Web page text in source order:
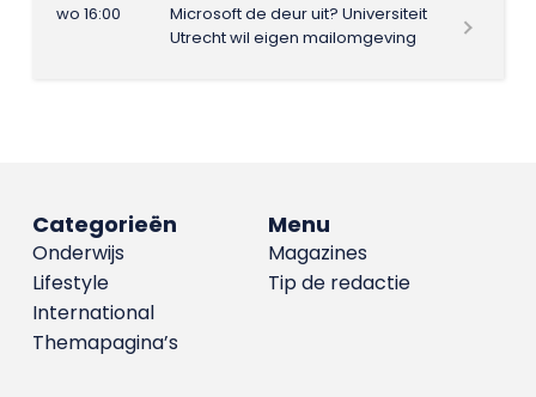
wo 16:00
Microsoft de deur uit? Universiteit
Utrecht wil eigen mailomgeving
Menu
Magazines
Tip de redactie
Categorieën
Onderwijs
Lifestyle
International
Themapagina’s